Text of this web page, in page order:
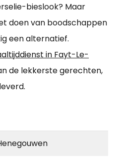
bieslook? Maar
doen van boodschappen
een alternatief.
in Fayt-Le-
de lekkerste gerechten,